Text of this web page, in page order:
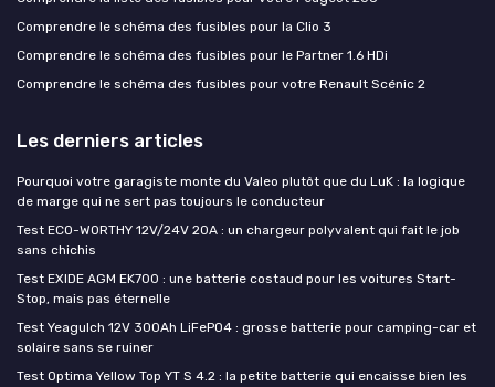
Comprendre le schéma des fusibles pour la Clio 3
Comprendre le schéma des fusibles pour le Partner 1.6 HDi
Comprendre le schéma des fusibles pour votre Renault Scénic 2
Les derniers articles
Pourquoi votre garagiste monte du Valeo plutôt que du LuK : la logique
de marge qui ne sert pas toujours le conducteur
Test ECO-WORTHY 12V/24V 20A : un chargeur polyvalent qui fait le job
sans chichis
Test EXIDE AGM EK700 : une batterie costaud pour les voitures Start-
Stop, mais pas éternelle
Test Yeagulch 12V 300Ah LiFePO4 : grosse batterie pour camping-car et
solaire sans se ruiner
Test Optima Yellow Top YT S 4.2 : la petite batterie qui encaisse bien les